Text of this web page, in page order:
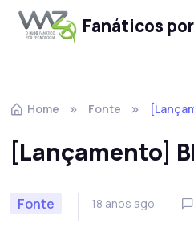
Fanáticos
Home Fonte
[Lançamento]
Fonte 18 anos ago